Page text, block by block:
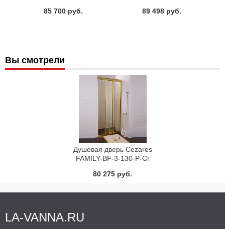
85 700 руб.
89 498 руб.
Вы смотрели
Душевая дверь Cezares
FAMILY-BF-3-130-P-Cr
80 275 руб.
LA-VANNA.RU